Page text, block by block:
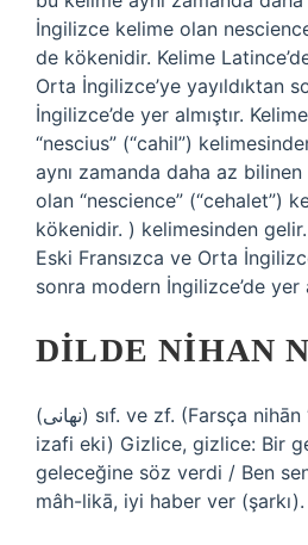
İngilizce kelime olan
de kökenidir. Kelime
Orta İngilizce’ye yayıldıktan
İngilizce’de yer almıştır.
“nescius” (“cahil”)
aynı zamanda daha az
olan “nescience” (“cehalet”)
kökenidir. ) kelimesinden
Eski Fransızca ve Orta
sonra modern İngilizce’de yer
DILDE NIHAN
(ﻧﻬﺎﻧﻰ) sıf. ve zf. (Farsça nihān ‘sır’ ve nihānі ile -і
izafi eki) Gizlice, gizlice: Bir
geleceğine söz verdi / Ben
mâh-likā, iyi haber ver (şarkı).